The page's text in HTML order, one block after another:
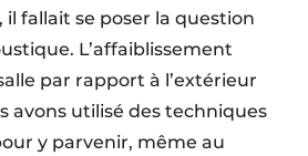
fallait se poser la question
L’affaiblissement
par rapport à l’extérieur
avons utilisé des techniques
y parvenir, même au